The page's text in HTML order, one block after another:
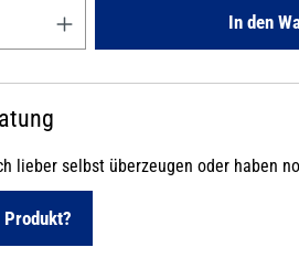
In den
lieber selbst überzeugen oder haben